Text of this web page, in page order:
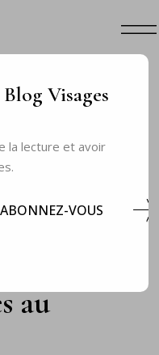
des
au
Visages
la lecture et avoir
ABONNEZ-VOUS